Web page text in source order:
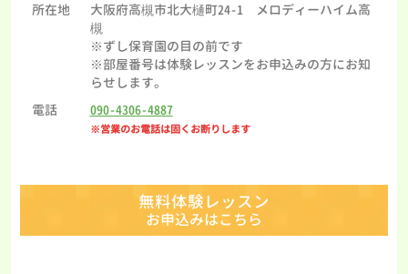
所在地
大阪府高槻市北大樋町24-1 メロディーハイム高
槻
※ずし保育園の目の前です
※部屋番号は体験レッスンをお申込みの方にお知
らせします。
電話
090-4306-4887
※営業のお電話は固くお断りします
無料体験レッスン
お申込みはこちら